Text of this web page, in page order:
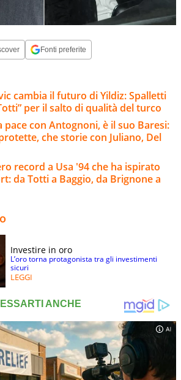
Fonti preferite
cambia il futuro di Yildiz: Spalletti
per il salto di qualità del turco
pace con Antognoni, è il suo Baresi:
che storie con Juliano, Del
record a Usa '94 che ha ispirato
da Totti a Baggio, da Brignone a
Investire in oro
L’oro torna protagonista tra gli investimenti
sicuri
LEGGI